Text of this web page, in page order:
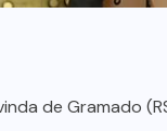
de Gramado